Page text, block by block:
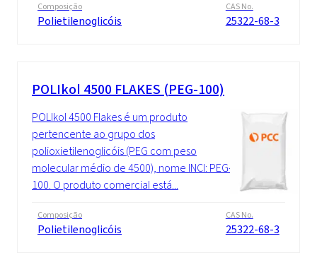
Composição
Polietilenoglicóis
CAS No.
25322-68-3
POLIkol 4500 FLAKES (PEG-100)
POLIkol 4500 Flakes é um produto
pertencente ao grupo dos
polioxietilenoglicóis (PEG com peso
molecular médio de 4500), nome INCI: PEG-
100. O produto comercial está...
Composição
Polietilenoglicóis
CAS No.
25322-68-3